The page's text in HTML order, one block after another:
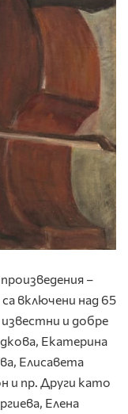
–
включени над 65
и добре
Екатерина
Елисавета
и пр. Други като
Елена